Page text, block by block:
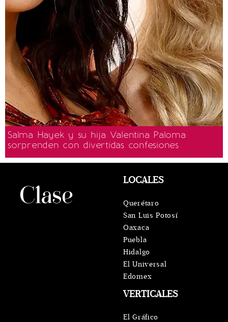
Salma Hayek y su hija Valentina Paloma
sorprenden con divertidas confesiones
VERTICALES
El Gráfico
LOCALES
Querétaro
San Luis Potosí
Oaxaca
Puebla
Hidalgo
El Universal
Edomex